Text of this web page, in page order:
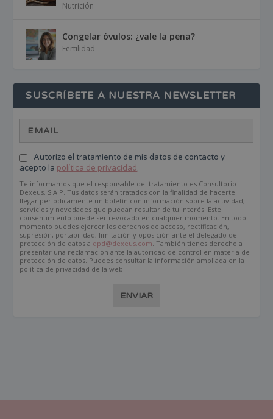
Nutrición
Congelar óvulos: ¿vale la pena?
Fertilidad
SUSCRÍBETE A NUESTRA NEWSLETTER
Autorizo el tratamiento de mis datos de contacto y
acepto la política de privacidad.
Te informamos que el responsable del tratamiento es Consultorio
Dexeus, S.A.P. Tus datos serán tratados con la finalidad de hacerte
llegar periódicamente un boletín con información sobre la actividad,
servicios y novedades que puedan resultar de tu interés. Este
consentimiento puede ser revocado en cualquier momento. En todo
momento puedes ejercer los derechos de acceso, rectificación,
supresión, portabilidad, limitación y oposición ante el delegado de
protección de datos a dpd@dexeus.com. También tienes derecho a
presentar una reclamación ante la autoridad de control en materia de
protección de datos. Puedes consultar la información ampliada en la
política de privacidad de la web.
ENVIAR